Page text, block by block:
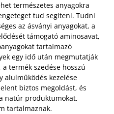
természetes anyagokra
tud segíteni. Tudni
az ásványi anyagokat, a
támogató aminosavat,
tartalmazó
egy idő után megmutatják
termék szedése hosszú
alulműködés kezelése
biztos megoldást, és
natúr produktumokat,
tartalmaznak.